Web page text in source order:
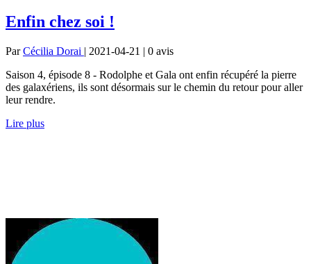
Enfin chez soi !
ParCécilia Dorai | 2021-04-21 | 0 avis
Saison 4, épisode 8 - Rodolphe et Gala ont enfin récupéré la pierre
des galaxériens, ils sont désormais sur le chemin du retour pour aller
leur rendre.
Lire plus